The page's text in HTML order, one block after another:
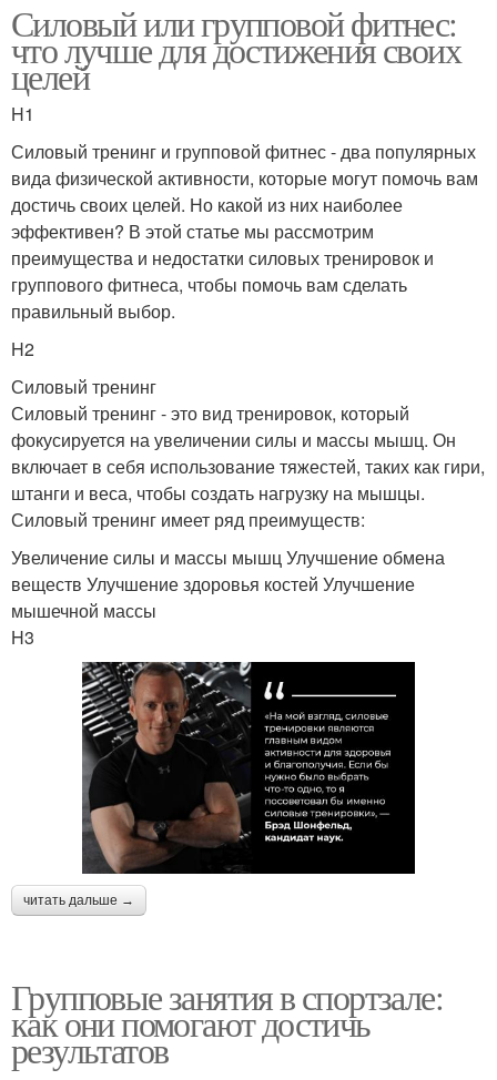
Силовый или групповой фитнес:
что лучше для достижения своих
целей
H1
Силовый тренинг и групповой фитнес - два популярных
вида физической активности, которые могут помочь вам
достичь своих целей. Но какой из них наиболее
эффективен? В этой статье мы рассмотрим
преимущества и недостатки силовых тренировок и
группового фитнеса, чтобы помочь вам сделать
правильный выбор.
H2
Силовый тренинг
Силовый тренинг - это вид тренировок, который
фокусируется на увеличении силы и массы мышц. Он
включает в себя использование тяжестей, таких как гири,
штанги и веса, чтобы создать нагрузку на мышцы.
Силовый тренинг имеет ряд преимуществ:
Увеличение силы и массы мышц Улучшение обмена
веществ Улучшение здоровья костей Улучшение
мышечной массы
H3
читать дальше →
Групповые занятия в спортзале:
как они помогают достичь
результатов